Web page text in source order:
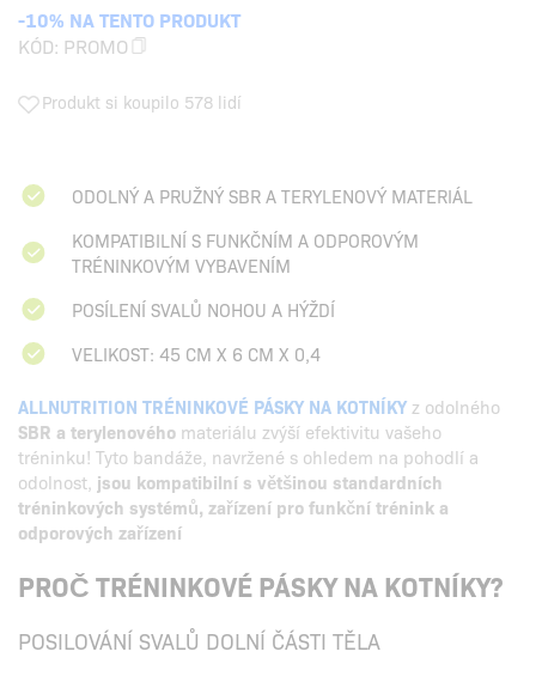
-10% NA TENTO PRODUKT
KÓD: PROMO
Produkt si koupilo 578 lidí
ODOLNÝ A PRUŽNÝ SBR A TERYLENOVÝ MATERIÁL
KOMPATIBILNÍ S FUNKČNÍM A ODPOROVÝM
TRÉNINKOVÝM VYBAVENÍM
POSÍLENÍ SVALŮ NOHOU A HÝŽDÍ
VELIKOST: 45 CM X 6 CM X 0,4
ALLNUTRITION TRÉNINKOVÉ PÁSKY NA KOTNÍKY z odolného
SBR a terylenového materiálu zvýší efektivitu vašeho
tréninku! Tyto bandáže, navržené s ohledem na pohodlí a
odolnost, jsou kompatibilní s většinou standardních
tréninkových systémů, zařízení pro funkční trénink a
odporových zařízení
PROČ TRÉNINKOVÉ PÁSKY NA KOTNÍKY?
POSILOVÁNÍ SVALŮ DOLNÍ ČÁSTI TĚLA